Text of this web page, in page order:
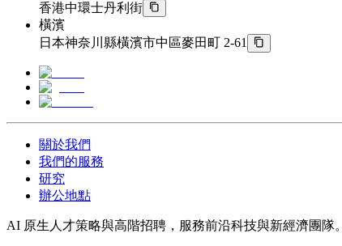
香港中環士丹利街
橫濱
日本神奈川縣橫濱市中區麥田町 2-61
關於我們
我們的服務
研究
辦公地點
AI 原生人才策略與高階招聘，服務前沿科技與新經濟團隊。